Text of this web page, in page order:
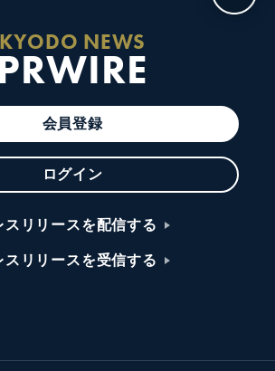
KYODO NEWS
PRWIRE
会員登録
ログイン
スリリースを配信する
スリリースを受信する